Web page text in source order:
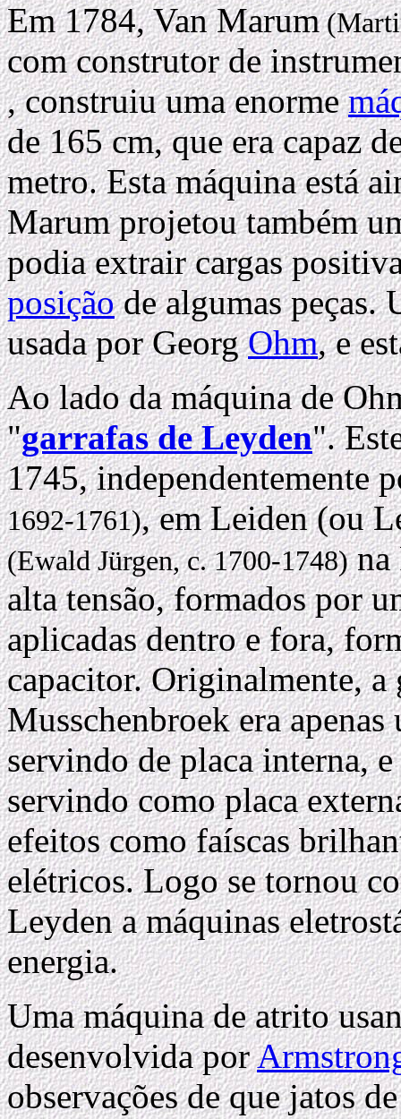
Em 1784, Van Marum
com construtor de
, construiu uma enorme
de 165 cm, que era capaz
metro. Esta máquina está
Marum projetou também
podia extrair cargas
posiçãode algumas peças.
usada por GeorgOhm, e
Ao lado da máquina de
"garrafas de Leyden".
1745, independentemente
1692-1761), em Leiden (ou
(Ewald Jürgen, c. 1700-1748)na
alta tensão, formados por
aplicadas dentro e fora,
capacitor. Originalmente, a
Musschenbroek era
servindo de placa interna,
servindo como placa
efeitos como faíscas
elétricos. Logo se tornou
Leyden a máquinas
energia.
Uma máquina de atrito
desenvolvida por
observações de que jatos